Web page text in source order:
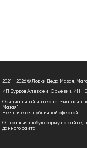
2021 - 2026 © Лодки Деда Мазая.
ИП Бурдов Алексей Юрьевич, ИНН
Официальный интернет-магазин
Мазая"
Не является публичной офертой.
Отправляя любую форму на сайте,
данного сайта